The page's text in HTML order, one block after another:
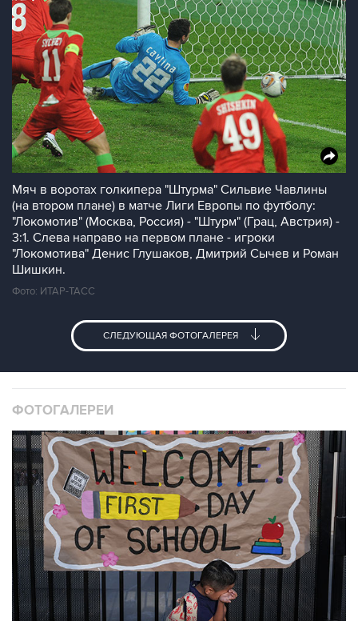
Мяч в воротах голкипера "Штурма" Сильвие Чавлины
(на втором плане) в матче Лиги Европы по футболу:
"Локомотив" (Москва, Россия) - "Штурм" (Грац, Австрия) -
3:1. Слева направо на первом плане - игроки
"Локомотива" Денис Глушаков, Дмитрий Сычев и Роман
Шишкин.
Фото: ИТАР-ТАСС
СЛЕДУЮЩАЯ ФОТОГАЛЕРЕЯ
ФОТОГАЛЕРЕИ